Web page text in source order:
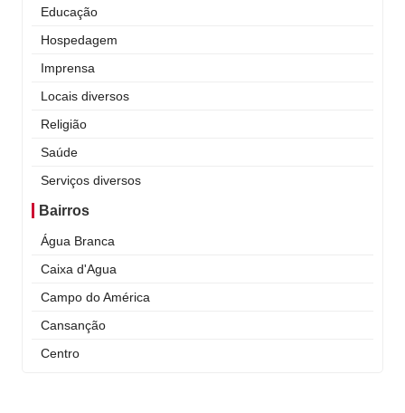
Educação
Hospedagem
Imprensa
Locais diversos
Religião
Saúde
Serviços diversos
Bairros
Água Branca
Caixa d'Agua
Campo do América
Cansanção
Centro